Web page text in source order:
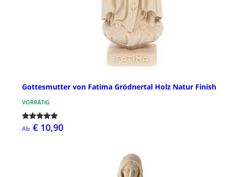
Gottesmutter von Fatima Grödnertal Holz Natur Finish
VORRÄTIG
Ab € 10,90